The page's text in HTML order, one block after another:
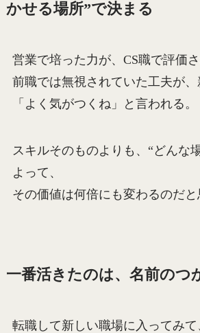
かせる場所”で決まる
営業で培った力が、CS職で評価さ
前職では無視されていた工夫が
「よく気がつくね」と言われる。
スキルそのものよりも、“どんな
よって、
その価値は何倍にも変わるのだと
一番活きたのは、名前のつ
転職して新しい職場に入ってみ